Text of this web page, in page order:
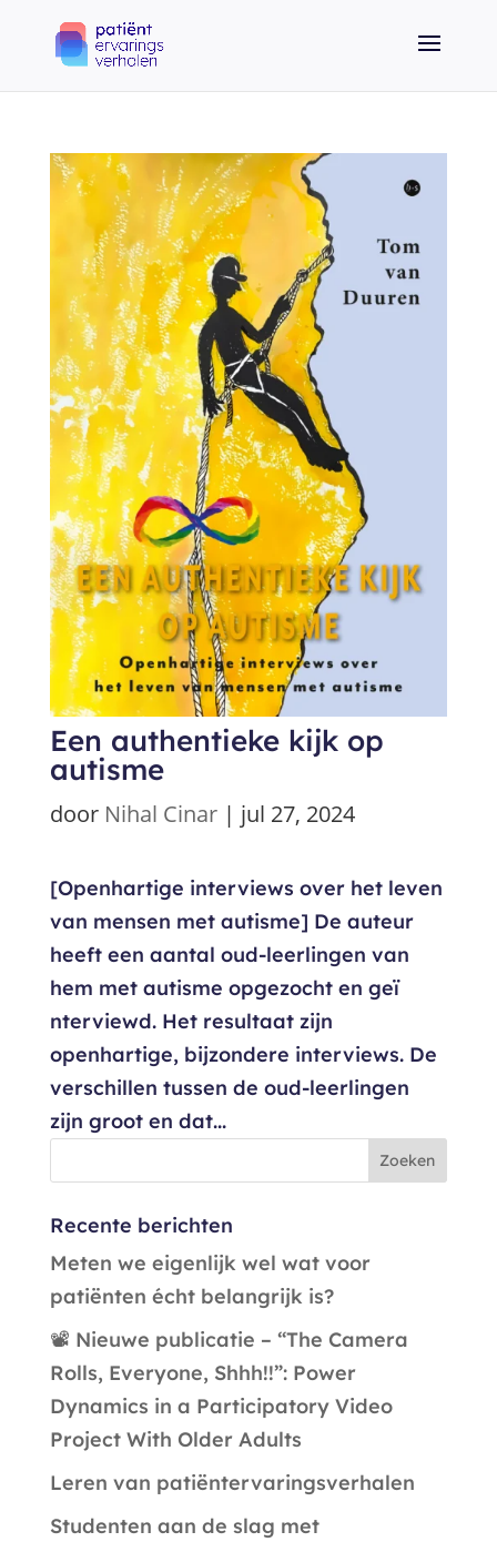
Een authentieke kijk op
autisme
door Nihal Cinar| jul 27, 2024
[Openhartige interviews over het leven
van mensen met autisme] De auteur
heeft een aantal oud-leerlingen van
hem met autisme opgezocht en geï
nterviewd. Het resultaat zijn
openhartige, bijzondere interviews. De
verschillen tussen de oud-leerlingen
zijn groot en dat...
Recente berichten
Meten we eigenlijk wel wat voor
patiënten écht belangrijk is?
📽️ Nieuwe publicatie – “The Camera
Rolls, Everyone, Shhh!!”: Power
Dynamics in a Participatory Video
Project With Older Adults
Leren van patiëntervaringsverhalen
Studenten aan de slag met